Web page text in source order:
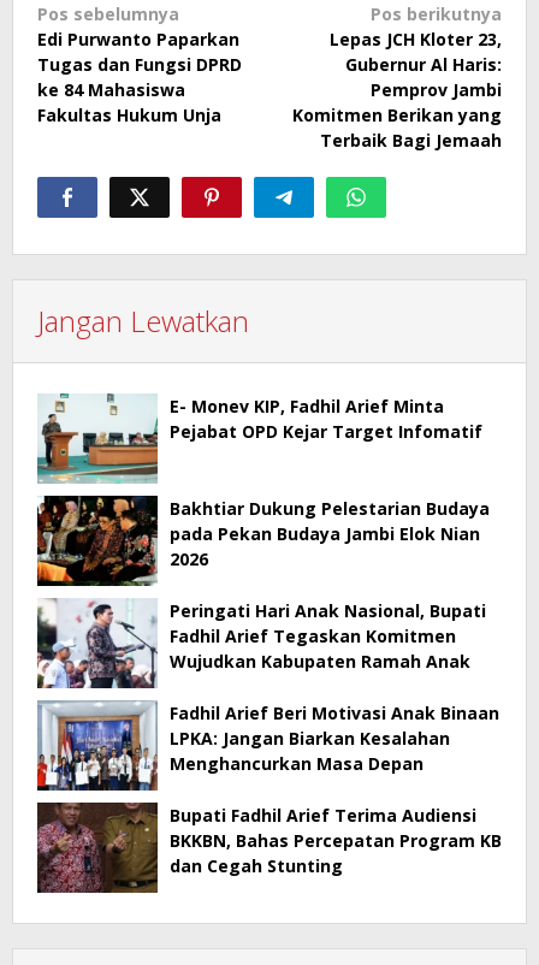
Navigasi
pos
Pos sebelumnya
Edi Purwanto Paparkan
Tugas dan Fungsi DPRD
ke 84 Mahasiswa
Fakultas Hukum Unja
Pos berikutnya
Lepas JCH Kloter 23,
Gubernur Al Haris:
Pemprov Jambi
Komitmen Berikan yang
Terbaik Bagi Jemaah
Jangan Lewatkan
E- Monev KIP, Fadhil Arief Minta
Pejabat OPD Kejar Target Infomatif
Bakhtiar Dukung Pelestarian Budaya
pada Pekan Budaya Jambi Elok Nian
2026
Peringati Hari Anak Nasional, Bupati
Fadhil Arief Tegaskan Komitmen
Wujudkan Kabupaten Ramah Anak
Fadhil Arief Beri Motivasi Anak Binaan
LPKA: Jangan Biarkan Kesalahan
Menghancurkan Masa Depan
Bupati Fadhil Arief Terima Audiensi
BKKBN, Bahas Percepatan Program KB
dan Cegah Stunting